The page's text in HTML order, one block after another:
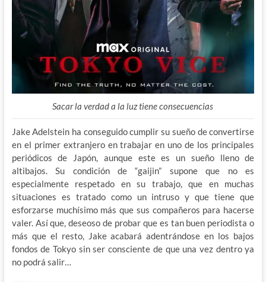
Sacar la verdad a la luz tiene consecuencias
Jake Adelstein ha conseguido cumplir su sueño de convertirse
en el primer extranjero en trabajar en uno de los principales
periódicos de Japón, aunque este es un sueño lleno de
altibajos. Su condición de “gaijin” supone que no es
especialmente respetado en su trabajo, que en muchas
situaciones es tratado como un intruso y que tiene que
esforzarse muchísimo más que sus compañeros para hacerse
valer. Así que, deseoso de probar que es tan buen periodista o
más que el resto, Jake acabará adentrándose en los bajos
fondos de Tokyo sin ser consciente de que una vez dentro ya
no podrá salir…